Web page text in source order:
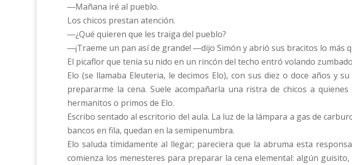
―Mañana iré al pueblo.
Los chicos prestan atención.
―¿Qué quieren que les traiga del pueblo?
―¡Traeme un pan así de grande! ―dijo Simón y abrió sus bracitos lo más
El picaflor que tenía su nido en un rincón del techo entró volando
Elo (se llamaba Eleuteria, le decimos Elo), con sus diez o doce años y
prepararme la cena. Suele acompañarla una ristra de chicos a
hermanitos o primos de Elo.
Escribo sentado al escritorio del aula. La luz de la lámpara a gas de
bancos en fila, quedan en la semipenumbra.
Elo saluda tímidamente al llegar; pareciera que la abruma esta
comienza los menesteres para preparar la cena elemental: algún